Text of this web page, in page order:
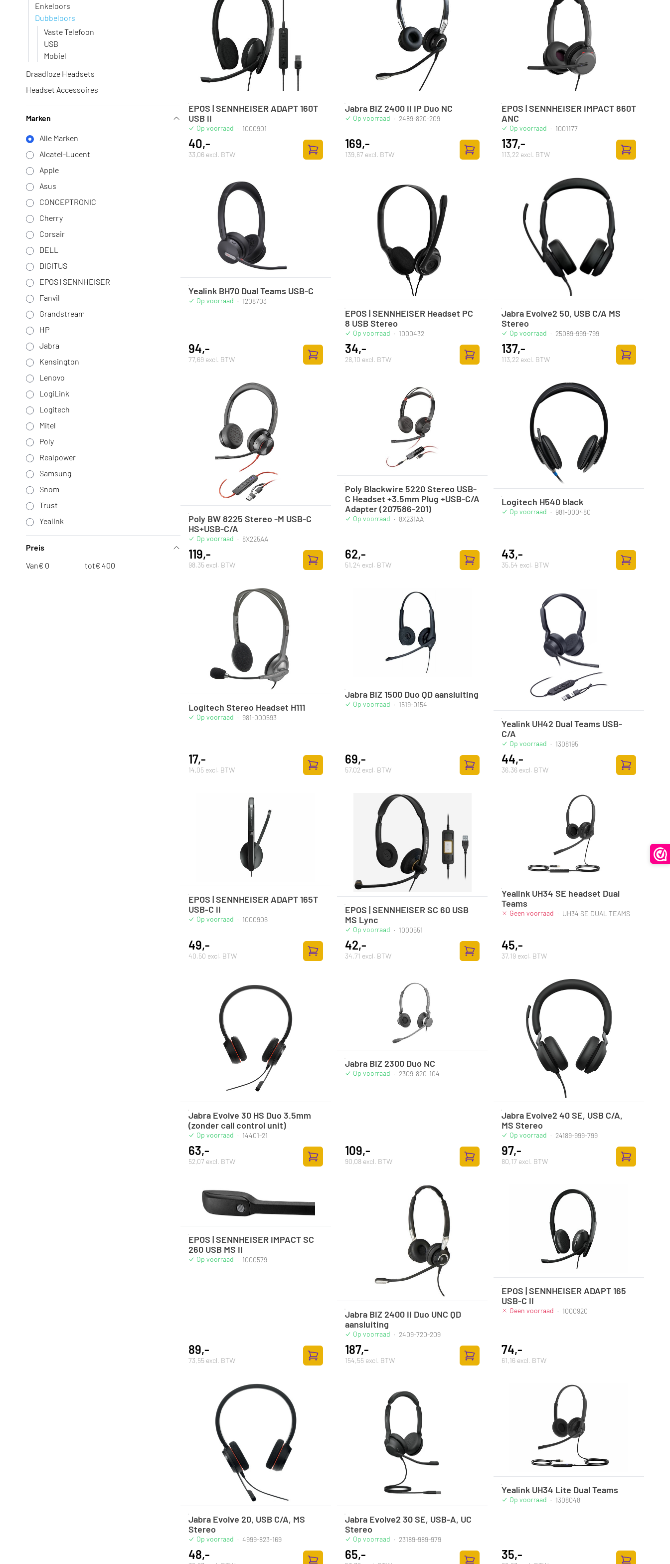
Enkeloors
Dubbeloors
Vaste Telefoon
USB
Mobiel
Draadloze Headsets
Headset Accessoires
Marken
Alle Marken
Alcatel-Lucent
Apple
Asus
CONCEPTRONIC
Cherry
Corsair
DELL
DIGITUS
EPOS | SENNHEISER
Fanvil
Grandstream
HP
Jabra
Kensington
Lenovo
LogiLink
Logitech
Mitel
Poly
Realpower
Samsung
Snom
Trust
Yealink
Preis
Van€ tot€
EPOS | SENNHEISER ADAPT 160T
USB II
Op voorraad · 1000901
40,-
33,06 excl. BTW
Zum Warenkorb hinzufügen
Jabra BIZ 2400 II IP Duo NC
Op voorraad · 2489-820-209
169,-
139,67 excl. BTW
Zum Warenkorb hinzufügen
EPOS | SENNHEISER IMPACT 860T
ANC
Op voorraad · 1001177
137,-
113,22 excl. BTW
Zum
Yealink BH70 Dual Teams USB-C
Op voorraad · 1208703
94,-
77,69 excl. BTW
Zum Warenkorb hinzufügen
EPOS | SENNHEISER Headset PC
8 USB Stereo
Op voorraad · 1000432
34,-
28,10 excl. BTW
Zum Warenkorb hinzufügen
Jabra Evolve2 50, USB C/A MS
Stereo
Op voorraad · 25089-999-799
137,-
113,22 excl. BTW
Zum
Poly BW 8225 Stereo -M USB-C
HS+USB-C/A
Op voorraad · 8X225AA
119,-
98,35 excl. BTW
Zum Warenkorb hinzufügen
Poly Blackwire 5220 Stereo USB-
C Headset +3.5mm Plug +USB-C/A
Adapter (207586-201)
Op voorraad · 8X231AA
62,-
51,24 excl. BTW
Zum Warenkorb hinzufügen
Logitech H540 black
Op voorraad · 981-000480
43,-
35,54 excl. BTW
Zum
Logitech Stereo Headset H111
Op voorraad · 981-000593
17,-
14,05 excl. BTW
Zum Warenkorb hinzufügen
Jabra BIZ 1500 Duo QD aansluiting
Op voorraad · 1519-0154
69,-
57,02 excl. BTW
Zum Warenkorb hinzufügen
Yealink UH42 Dual Teams USB-
C/A
Op voorraad · 1308195
44,-
36,36 excl. BTW
Zum
EPOS | SENNHEISER ADAPT 165T
USB-C II
Op voorraad · 1000906
49,-
40,50 excl. BTW
Zum Warenkorb hinzufügen
EPOS | SENNHEISER SC 60 USB
MS Lync
Op voorraad · 1000551
42,-
34,71 excl. BTW
Zum Warenkorb hinzufügen
Yealink UH34 SE headset Dual
Teams
Geen voorraad · UH34 SE DUAL TEAMS
45,-
37,19 excl. BTW
Jabra Evolve 30 HS Duo 3.5mm
(zonder call control unit)
Op voorraad · 14401-21
63,-
52,07 excl. BTW
Zum Warenkorb hinzufügen
Jabra BIZ 2300 Duo NC
Op voorraad · 2309-820-104
109,-
90,08 excl. BTW
Zum Warenkorb hinzufügen
Jabra Evolve2 40 SE, USB C/A,
MS Stereo
Op voorraad · 24189-999-799
97,-
80,17 excl. BTW
Zum
EPOS | SENNHEISER IMPACT SC
260 USB MS II
Op voorraad · 1000579
89,-
73,55 excl. BTW
Zum Warenkorb hinzufügen
Jabra BIZ 2400 II Duo UNC QD
aansluiting
Op voorraad · 2409-720-209
187,-
154,55 excl. BTW
Zum Warenkorb hinzufügen
EPOS | SENNHEISER ADAPT 165
USB-C II
Geen voorraad · 1000920
74,-
61,16 excl. BTW
Jabra Evolve 20, USB C/A, MS
Stereo
Op voorraad · 4999-823-169
48,-
Jabra Evolve2 30 SE, USB-A, UC
Stereo
Op voorraad · 23189-989-979
65,-
Yealink UH34 Lite Dual Teams
Op voorraad · 1308048
35,-